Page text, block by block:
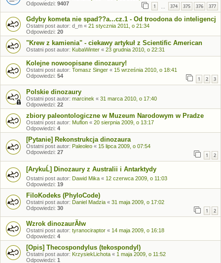
Odpowiedzi: 9407 1 374 375 376 377
Gdyby kometa nie spad??a...cz.1 - Od troodona do inteligencj
Ostatni post autor: d_m « 21 stycznia 2011, o 21:34
Odpowiedzi: 20
"Krew z kamienia" - ciekawy artykuł z Scientific American
Ostatni post autor: KubaWinter « 23 grudnia 2010, o 22:31
Kolejne nowoopisane dinozaury!
Ostatni post autor: Tomasz Singer « 15 września 2010, o 18:41
Odpowiedzi: 54 1 2 3
Polskie dinozaury
Ostatni post autor: marcinek « 31 marca 2010, o 17:40
Odpowiedzi: 22
zbiory paleontologiczne w Muzeum Narodowym w Pradze
Ostatni post autor: Muflon « 20 sierpnia 2009, o 13:17
Odpowiedzi: 4
[Pytanie] Rekonstrukcja dinozaura
Ostatni post autor: Paleoleo « 15 lipca 2009, o 07:54
Odpowiedzi: 27 1 2
[ArykuĹ] Dinozaury z Australii i Antarktydy
Ostatni post autor: Dawid Mika « 12 czerwca 2009, o 11:03
Odpowiedzi: 19
FiloKodeks (PhyloCode)
Ostatni post autor: Daniel Madzia « 31 maja 2009, o 17:02
Odpowiedzi: 30 1 2
Wzrok dinozaurĂłw
Ostatni post autor: tyranociraptor « 14 maja 2009, o 16:18
Odpowiedzi: 4
[Opis] Thecospondylus (tekospondyl)
Ostatni post autor: KrzysiekLichota « 1 maja 2009, o 11:52
Odpowiedzi: 1